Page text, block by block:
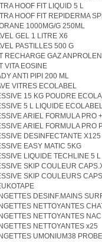
HOOF FIT LIQUID 5 L
HOOF FIT REPIDERMA
1000MG/G 250ML
GEL 1 LITRE X6
PASTILLES 500 G
RECHARGE GAZ
VITA EOSINE
ANTI PIPI 200 ML
VITRES ECOLABEL
15 KG POUDRE
5 L LIQUIDE
ARIEL FORMULA PRO
ARIEL FORMULA PRO
DESINFECTANTE X125
EASY MATIC 5KG
LIQUIDE TECHLINE 5 L
SKIP COULEUR
SKIP COULEURS
DESINF.MAINS
NETTOYANTES
NETTOYANTES
NETTOYANTES x25
UMONIUM38